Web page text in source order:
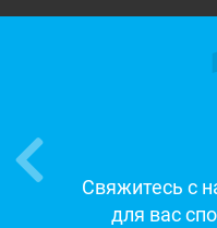
Свяжитесь с
для вас